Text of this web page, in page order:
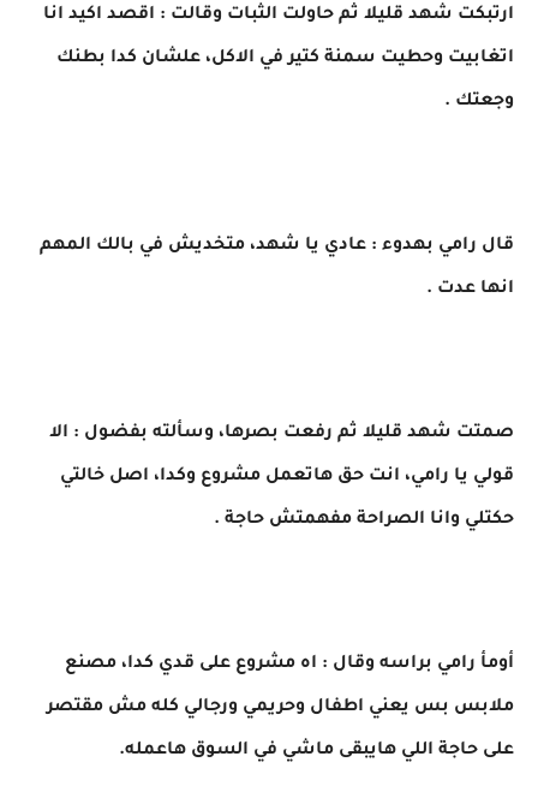
ارتبكت شهد قليلا ثم حاولت الثبات وقالت : اقصد اكيد انا
اتغابيت وحطيت سمنة كتير في الاكل، علشان كدا بطنك
وجعتك .
قال رامي بهدوء : عادي يا شهد، متخديش في بالك المهم
انها عدت .
صمتت شهد قليلا ثم رفعت بصرها، وسألته بفضول : الا
قولي يا رامي، انت حق هاتعمل مشروع وكدا، اصل خالتي
حكتلي وانا الصراحة مفهمتش حاجة .
أومأ رامي براسه وقال : اه مشروع على قدي كدا، مصنع
ملابس بس يعني اطفال وحريمي ورجالي كله مش مقتصر
على حاجة اللي هايبقى ماشي في السوق هاعمله.